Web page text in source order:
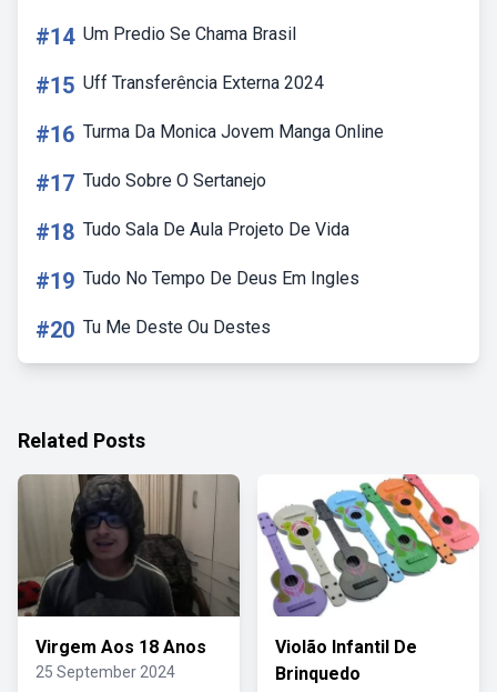
#14 Um Predio Se Chama Brasil
#15 Uff Transferência Externa 2024
#16 Turma Da Monica Jovem Manga Online
#17 Tudo Sobre O Sertanejo
#18 Tudo Sala De Aula Projeto De Vida
#19 Tudo No Tempo De Deus Em Ingles
#20 Tu Me Deste Ou Destes
Related Posts
Virgem Aos 18 Anos
25 September 2024
Violão Infantil De
Brinquedo